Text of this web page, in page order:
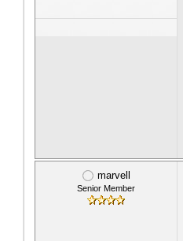
marvell
Senior Member